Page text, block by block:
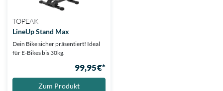
TOPEAK
LineUp Stand Max
Dein Bike sicher präsentiert! Ideal
für E-Bikes bis 30kg.
99,95 €*
Zum Produkt